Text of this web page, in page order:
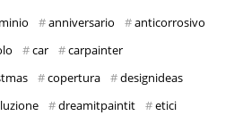
anniversario
anticorrosivo
car
carpainter
copertura
designideas
dreamitpaintit
etici